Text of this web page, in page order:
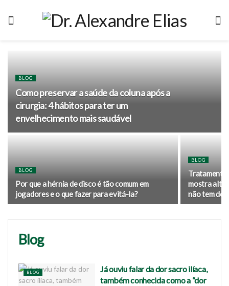
BLOG
Como preservar a saúde da coluna após a
cirurgia: 4 hábitos para ter um
envelhecimento mais saudável
BLOG
Por que a hérnia de disco é tão comum em
jogadores e o que fazer para evitá-la?
BLOG
Tratamento
mostra
não tem dor
Blog
BLOG
Já ouviu falar da dor sacro ilíaca,
também conhecida como a “dor